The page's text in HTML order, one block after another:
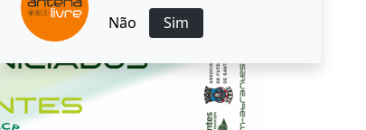
Não
Sim